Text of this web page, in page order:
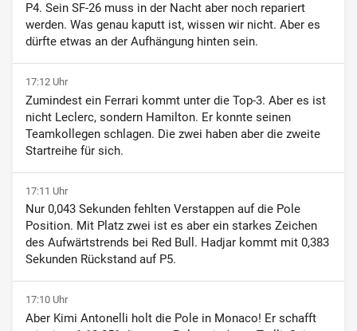
P4. Sein SF-26 muss in der Nacht aber noch repariert
werden. Was genau kaputt ist, wissen wir nicht. Aber es
dürfte etwas an der Aufhängung hinten sein.
17:12 Uhr
Zumindest ein Ferrari kommt unter die Top-3. Aber es ist
nicht Leclerc, sondern Hamilton. Er konnte seinen
Teamkollegen schlagen. Die zwei haben aber die zweite
Startreihe für sich.
17:11 Uhr
Nur 0,043 Sekunden fehlten Verstappen auf die Pole
Position. Mit Platz zwei ist es aber ein starkes Zeichen
des Aufwärtstrends bei Red Bull. Hadjar kommt mit 0,383
Sekunden Rückstand auf P5.
17:10 Uhr
Aber Kimi Antonelli holt die Pole in Monaco! Er schafft